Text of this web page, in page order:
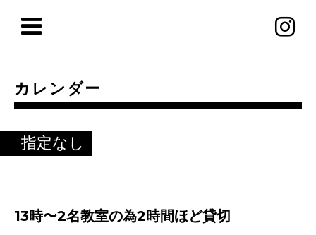
カレンダー
指定なし
13時〜2名教室の為2時間ほど貸切